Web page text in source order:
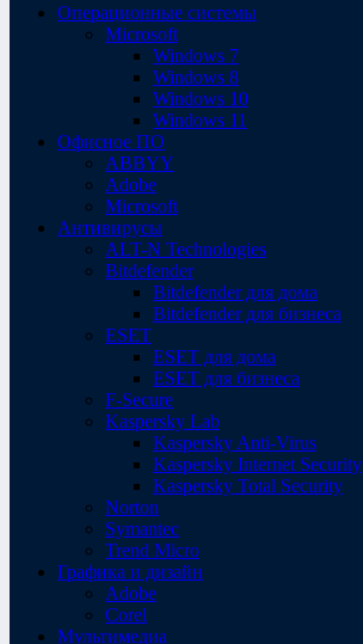
Операционные системы
Microsoft
Windows 7
Windows 8
Windows 10
Windows 11
Офисное ПО
ABBYY
Adobe
Microsoft
Антивирусы
ALT-N Technologies
Bitdefender
Bitdefender для дома
Bitdefender для бизнеса
ESET
ESET для дома
ESET для бизнеса
F-Secure
Kaspersky Lab
Kaspersky Anti-Virus
Kaspersky Internet Security
Kaspersky Total Security
Norton
Symantec
Trend Micro
Графика и дизайн
Adobe
Corel
Мультимедиа